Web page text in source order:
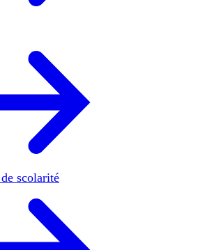
scolarité